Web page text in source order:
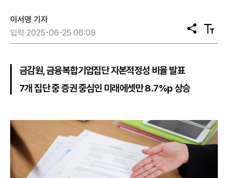
이서영 기자
입력 2025-06-25 06:09
공
유
텍
스
금감원, 금융복합기업집단 자본적정성 비율 발표
7개 집단 중 증권 중심인 미래에셋만 8.7%p 상승